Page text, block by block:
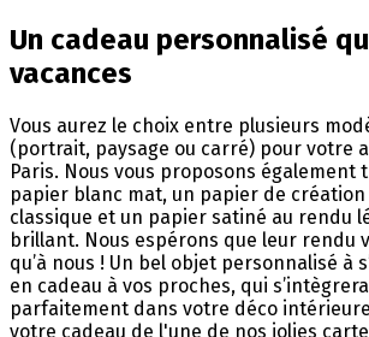
Un cadeau personnalisé
vacances
Vous aurez le choix entre plusieurs
(portrait, paysage ou carré) pour votre
Paris. Nous vous proposons également
papier blanc mat, un papier de
classique et un papier satiné au rendu
brillant. Nous espérons que leur rendu
qu’à nous ! Un bel objet personnalisé à
en cadeau à vos proches, qui
parfaitement dans votre déco
votre cadeau de l'une de nos jolies